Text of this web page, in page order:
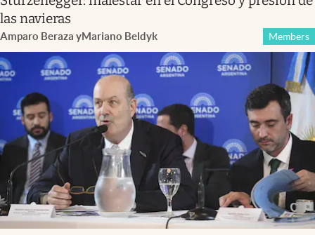
las navieras
Amparo Beraza yMariano Beldyk Members